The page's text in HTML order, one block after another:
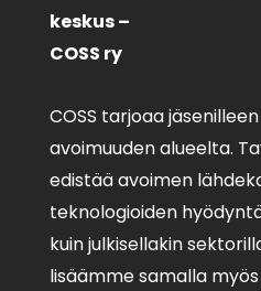
keskus –
COSS ry
COSS tarjoaa
avoimuuden alueelta.
edistää avoimen
teknologioiden
kuin julkisellakin
lisäämme samalla